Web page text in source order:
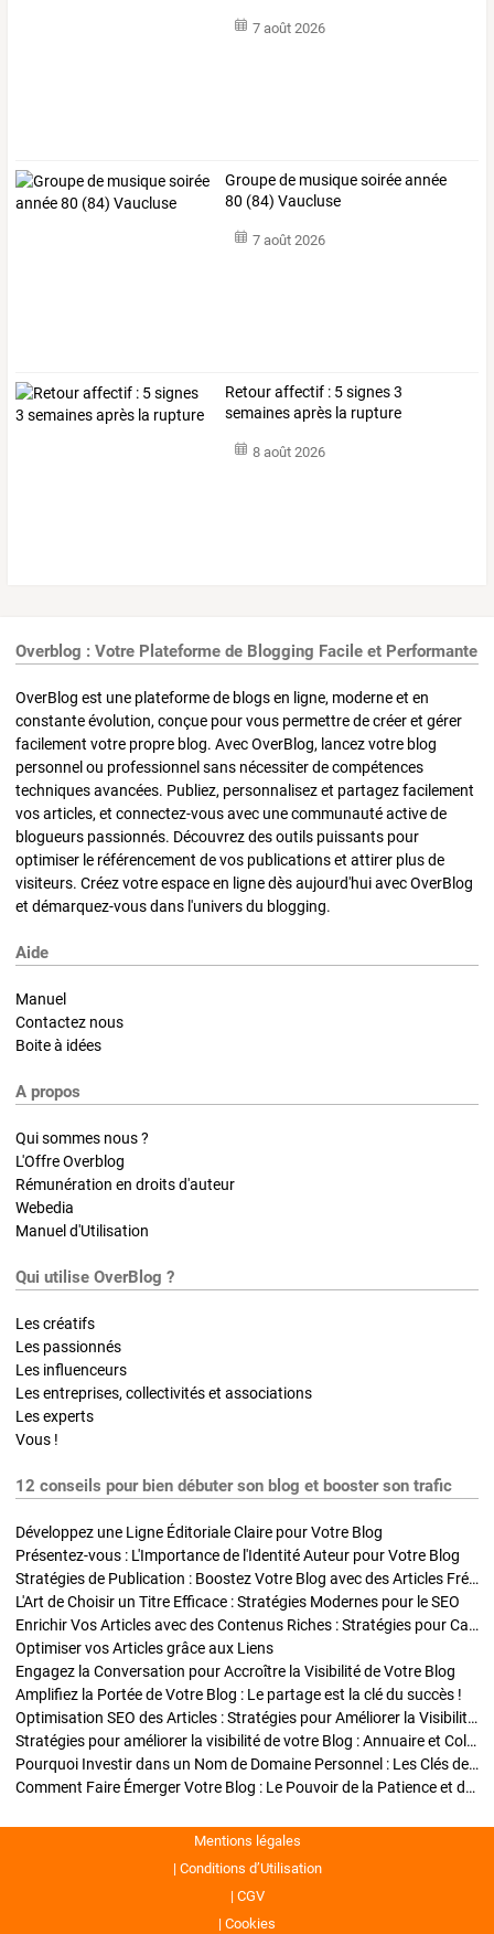
7 août 2026
Groupe de musique soirée année
80 (84) Vaucluse
7 août 2026
Retour affectif : 5 signes 3
semaines après la rupture
8 août 2026
Overblog : Votre Plateforme de Blogging Facile et Performante
OverBlog est une plateforme de blogs en ligne, moderne et en
constante évolution, conçue pour vous permettre de créer et gérer
facilement votre propre blog. Avec OverBlog, lancez votre blog
personnel ou professionnel sans nécessiter de compétences
techniques avancées. Publiez, personnalisez et partagez facilement
vos articles, et connectez-vous avec une communauté active de
blogueurs passionnés. Découvrez des outils puissants pour
optimiser le référencement de vos publications et attirer plus de
visiteurs. Créez votre espace en ligne dès aujourd'hui avec OverBlog
et démarquez-vous dans l'univers du blogging.
Aide
Manuel
Contactez nous
Boite à idées
A propos
Qui sommes nous ?
L'Offre Overblog
Rémunération en droits d'auteur
Webedia
Manuel d'Utilisation
Qui utilise OverBlog ?
Les créatifs
Les passionnés
Les influenceurs
Les entreprises, collectivités et associations
Les experts
Vous !
12 conseils pour bien débuter son blog et booster son trafic
Développez une Ligne Éditoriale Claire pour Votre Blog
Présentez-vous : L'Importance de l'Identité Auteur pour Votre Blog
Stratégies de Publication : Boostez Votre Blog avec des Articles Fréquents et Exclusifs
L'Art de Choisir un Titre Efficace : Stratégies Modernes pour le SEO
Enrichir Vos Articles avec des Contenus Riches : Stratégies pour Captiver et Optimiser
Optimiser vos Articles grâce aux Liens
Engagez la Conversation pour Accroître la Visibilité de Votre Blog
Amplifiez la Portée de Votre Blog : Le partage est la clé du succès !
Optimisation SEO des Articles : Stratégies pour Améliorer la Visibilité de Votre Blog
Stratégies pour améliorer la visibilité de votre Blog : Annuaire et Collaborations
Pourquoi Investir dans un Nom de Domaine Personnel : Les Clés de la Réussite de Votre Blog
Comment Faire Émerger Votre Blog : Le Pouvoir de la Patience et de la Persévérance
Mentions légales
Conditions d’Utilisation
CGV
Cookies